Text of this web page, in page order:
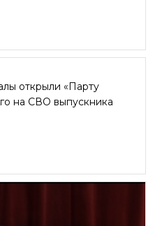
открыли «Парту
на СВО выпускника